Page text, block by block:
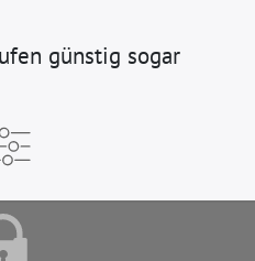
günstig sogar